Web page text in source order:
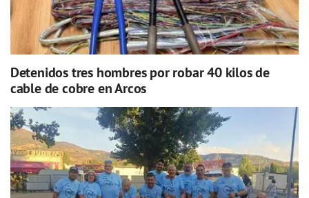
Detenidos tres hombres por robar 40 kilos de
cable de cobre en Arcos